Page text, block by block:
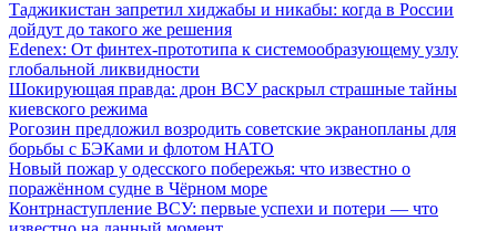
Таджикистан запретил хиджабы и никабы: когда в России
дойдут до такого же решения
Edenex: От финтех-прототипа к системообразующему узлу
глобальной ликвидности
Шокирующая правда: дрон ВСУ раскрыл страшные тайны
киевского режима
Рогозин предложил возродить советские экранопланы для
борьбы с БЭКами и флотом НАТО
Новый пожар у одесского побережья: что известно о
поражённом судне в Чёрном море
Контрнаступление ВСУ: первые успехи и потери — что